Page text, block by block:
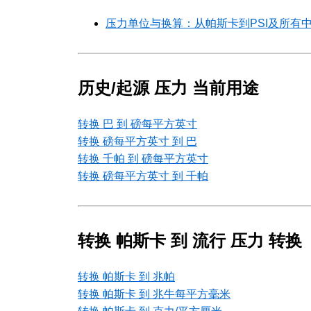
压力单位与换算：从帕斯卡到PSI及所有
历史/起源 压力 当前用途
转换 巴 到 磅每平方英寸
转换 磅每平方英寸 到 巴
转换 千帕 到 磅每平方英寸
转换 磅每平方英寸 到 千帕
转换 帕斯卡 到 流行 压力 转换
转换 帕斯卡 到 兆帕
转换 帕斯卡 到 兆牛每平方毫米